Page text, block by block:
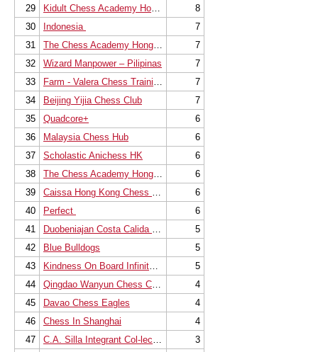
29
Kidult Chess Academy Hong Kong
8
30
Indonesia
7
31
The Chess Academy Hong Kong Team A
7
32
Wizard Manpower – Pilipinas
7
33
Farm - Valera Chess Training
7
34
Beijing Yijia Chess Club
7
35
Quadcore+
6
36
Malaysia Chess Hub
6
37
Scholastic Anichess HK
6
38
The Chess Academy Hong Kong Team B
6
39
Caissa Hong Kong Chess Club
6
40
Perfect
6
41
Duobeniajan Costa Calida Esj
5
42
Blue Bulldogs
5
43
Kindness On Board Infinite Team
5
44
Qingdao Wanyun Chess Club
4
45
Davao Chess Eagles
4
46
Chess In Shanghai
4
47
C.A. Silla Integrant Col-lectius
3